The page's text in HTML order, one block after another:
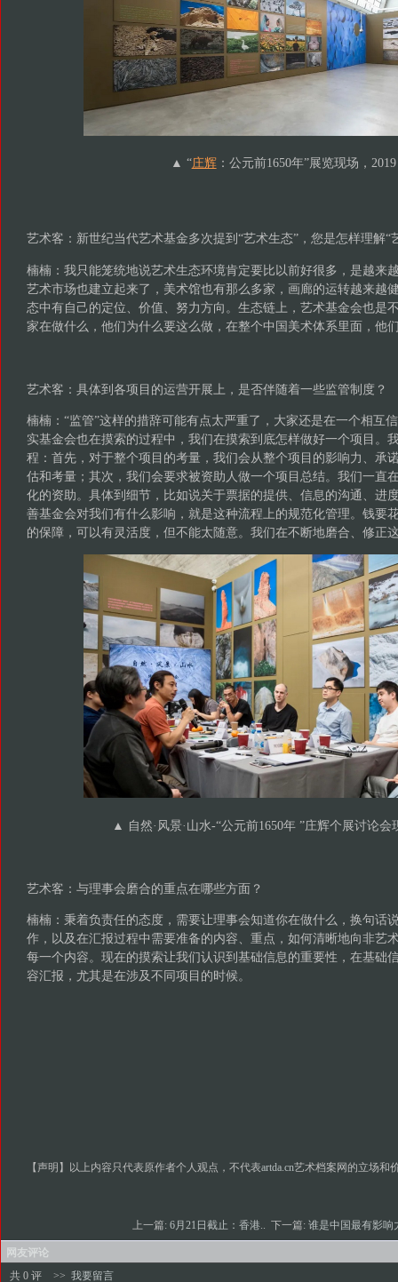
▲ “庄辉：公元前1650年”展览现场，2019
艺术客：新世纪当代艺术基金多次提到“艺术生态”，您是怎样理解“
楠楠：我只能笼统地说艺术生态环境肯定要比以前好很多，是越来
艺术市场也建立起来了，美术馆也有那么多家，画廊的运转越来越
态中有自己的定位、价值、努力方向。生态链上，艺术基金会也是
家在做什么，他们为什么要这么做，在整个中国美术体系里面，他
艺术客：具体到各项目的运营开展上，是否伴随着一些监管制度？
楠楠：“监管”这样的措辞可能有点太严重了，大家还是在一个相互
实基金会也在摸索的过程中，我们在摸索到底怎样做好一个项目。
程：首先，对于整个项目的考量，我们会从整个项目的影响力、承
估和考量；其次，我们会要求被资助人做一个项目总结。我们一直
化的资助。具体到细节，比如说关于票据的提供、信息的沟通、进
善基金会对我们有什么影响，就是这种流程上的规范化管理。钱要
的保障，可以有灵活度，但不能太随意。我们在不断地磨合、修正
▲ 自然·风景·山水-“公元前1650年 ”庄辉个展讨论会
艺术客：与理事会磨合的重点在哪些方面？
楠楠：秉着负责任的态度，需要让理事会知道你在做什么，换句话
作，以及在汇报过程中需要准备的内容、重点，如何清晰地向非艺
每一个内容。现在的摸索让我们认识到基础信息的重要性，在基础
容汇报，尤其是在涉及不同项目的时候。
【声明】以上内容只代表原作者个人观点，不代表artda.cn艺术档案网的立场和
上一篇: 6月21日截止：香港.. 下一篇: 谁是中国最有影响
网友评论
共 0 评
>> 我要留言